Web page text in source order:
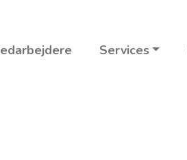
Services